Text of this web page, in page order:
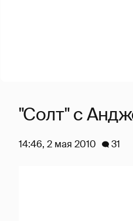
"Солт" с
14:46, 2 мая 2010 31